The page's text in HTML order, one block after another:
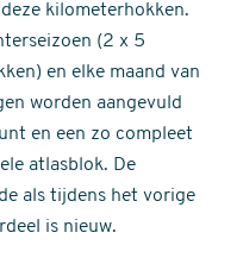
kilometerhokken.
(2 x 5
en elke maand van
worden aangevuld
en een zo compleet
atlasblok. De
als tijdens het vorige
is nieuw.